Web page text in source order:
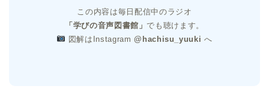
この内容は毎日配信中のラジオ
「学びの音声図書館」 でも聴けます。
図解はInstagram@hachisu_yuuki へ